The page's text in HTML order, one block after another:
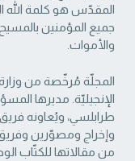
‏المقدّس هو كلمة الله
جميع المؤمنين
والأموات. ‏
المجلّة مُرخّصة من وزارة
الإنجيليّة. مديرها